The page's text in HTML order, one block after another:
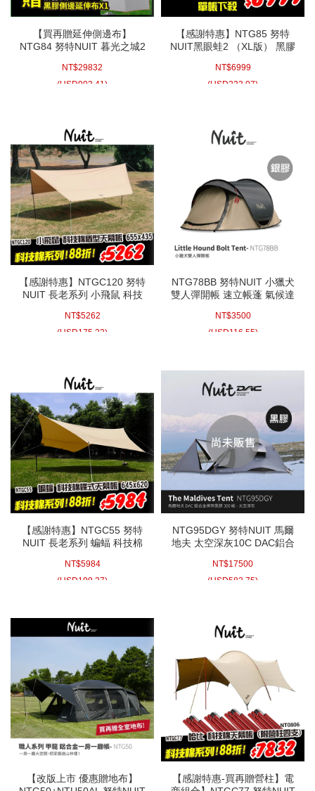
【買再贈延伸側邊布】
NTG84 努特NUIT 暮光之城2
帳棚 黑膠帳別墅帳蓬隧道帳
篷 頂級耐水壓可放XL充氣床
NT$29832
(USD993.41)
【感謝特惠】NTG85 努特
NUIT黑眼蛙2 （XL版） 黑膠
氣床 懶人帳棚彈開帳篷六人
帳篷快搭帳拋帳自動帳蓬VIP
NT$6999
(USD233.07)
【感謝特惠】NTGC120 努特
NUIT 長老系列 小飛鼠 科技
型天幕 蝶型天幕帳炊事帳客
廳帳蝶式天幕
NT$5262
(USD175.22)
NTG78BB 努特NUIT 小獵犬
雙人彈開帳 速立帳蓬 氣候達
人帳棚彈開帳篷快搭帳拋帳自
動帳蓬
NT$3500
(USD116.55)
【感謝特惠】NTGC55 努特
NUIT 長老系列 蝙蝠 科技棉
型天幕 蝶型天幕帳炊事帳客
廳帳蝶式天幕
NT$5984
(USD199.27)
NTG95DGY 努特NUIT 馬爾
地夫 太空深灰10C DAC鋁合
技遮光膠 耐水壓3000mm 鋁
合金帳篷 露營帳篷 家庭帳篷
NT$17500
(USD582.75)
【改版上市 優惠贈地布】
【感謝特惠-買再贈營柱】電